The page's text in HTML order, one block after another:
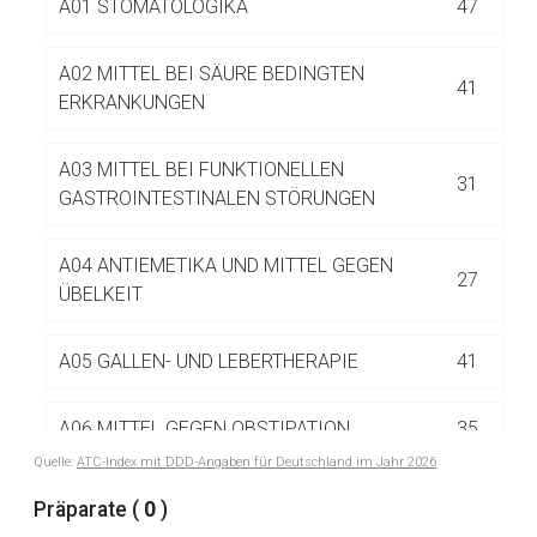
A01 STOMATOLOGIKA 47
A02 MITTEL BEI SÄURE BEDINGTEN
ERKRANKUNGEN
41
A03 MITTEL BEI FUNKTIONELLEN
GASTROINTESTINALEN STÖRUNGEN
31
A04 ANTIEMETIKA UND MITTEL GEGEN
ÜBELKEIT
27
A05 GALLEN- UND LEBERTHERAPIE 41
A06 MITTEL GEGEN OBSTIPATION 35
A07 ANTIDIARRHOIKA UND INTESTINALE
ANTIPHLOGISTIKA/ANTIINFEKTIVA
Quelle: ATC-Index mit DDD-Angaben für Deutschland im Jahr 2026
Präparate ( 0 )